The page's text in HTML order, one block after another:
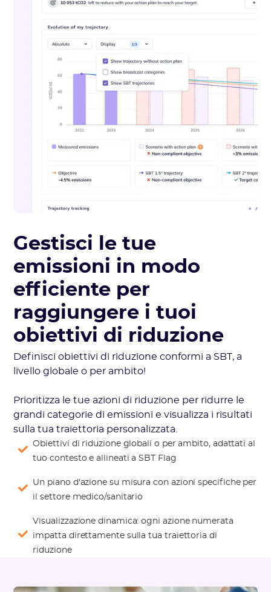
Gestisci le tue
emissioni in modo
efficiente per
raggiungere i tuoi
obiettivi di riduzione
Definisci obiettivi di riduzione conformi a SBT, a
livello globale o per ambito!
Prioritizza le tue azioni di riduzione per ridurre le
grandi categorie di emissioni e visualizza i risultati
sulla tua traiettoria personalizzata.
Obiettivi di riduzione globali o per ambito, adattati al
tuo contesto e allineati a SBT Flag
Un piano d'azione su misura con azioni specifiche per
il settore medico/sanitario
Visualizzazione dinamica: ogni azione numerata
impatta direttamente sulla tua traiettoria di
riduzione